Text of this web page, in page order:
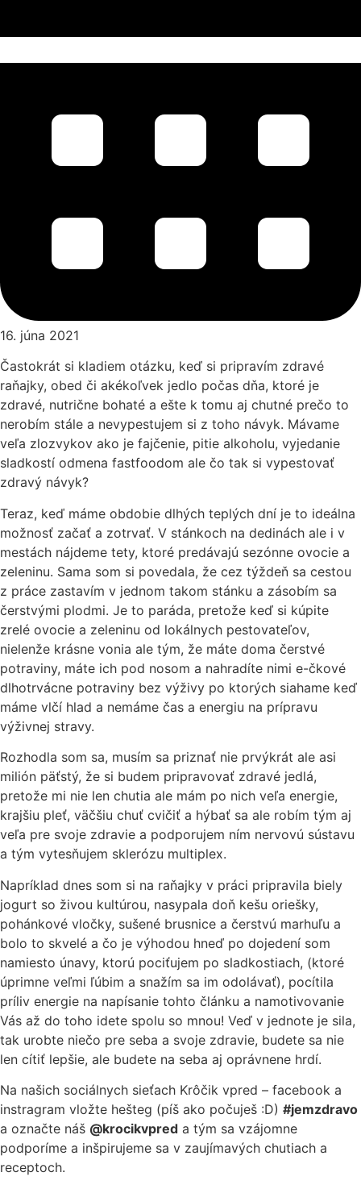
16. júna 2021
Častokrát si kladiem otázku, keď si pripravím zdravé
raňajky, obed či akékoľvek jedlo počas dňa, ktoré je
zdravé, nutrične bohaté a ešte k tomu aj chutné prečo to
nerobím stále a nevypestujem si z toho návyk. Mávame
veľa zlozvykov ako je fajčenie, pitie alkoholu, vyjedanie
sladkostí odmena fastfoodom ale čo tak si vypestovať
zdravý návyk?
Teraz, keď máme obdobie dlhých teplých dní je to ideálna
možnosť začať a zotrvať. V stánkoch na dedinách ale i v
mestách nájdeme tety, ktoré predávajú sezónne ovocie a
zeleninu. Sama som si povedala, že cez týždeň sa cestou
z práce zastavím v jednom takom stánku a zásobím sa
čerstvými plodmi. Je to paráda, pretože keď si kúpite
zrelé ovocie a zeleninu od lokálnych pestovateľov,
nielenže krásne vonia ale tým, že máte doma čerstvé
potraviny, máte ich pod nosom a nahradíte nimi e-čkové
dlhotrvácne potraviny bez výživy po ktorých siahame keď
máme vlčí hlad a nemáme čas a energiu na prípravu
výživnej stravy.
Rozhodla som sa, musím sa priznať nie prvýkrát ale asi
milión päťstý, že si budem pripravovať zdravé jedlá,
pretože mi nie len chutia ale mám po nich veľa energie,
krajšiu pleť, väčšiu chuť cvičiť a hýbať sa ale robím tým aj
veľa pre svoje zdravie a podporujem ním nervovú sústavu
a tým vytesňujem sklerózu multiplex.
Napríklad dnes som si na raňajky v práci pripravila biely
jogurt so živou kultúrou, nasypala doň kešu oriešky,
pohánkové vločky, sušené brusnice a čerstvú marhuľu a
bolo to skvelé a čo je výhodou hneď po dojedení som
namiesto únavy, ktorú pociťujem po sladkostiach, (ktoré
úprimne veľmi ľúbim a snažím sa im odolávať), pocítila
príliv energie na napísanie tohto článku a namotivovanie
Vás až do toho idete spolu so mnou! Veď v jednote je sila,
tak urobte niečo pre seba a svoje zdravie, budete sa nie
len cítiť lepšie, ale budete na seba aj oprávnene hrdí.
Na našich sociálnych sieťach Krôčik vpred – facebook a
instragram vložte hešteg (píš ako počuješ :D) #jemzdravo
a označte náš @krocikvpred a tým sa vzájomne
podporíme a inšpirujeme sa v zaujímavých chutiach a
receptoch.